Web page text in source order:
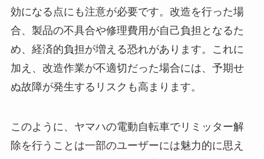
効になる点にも注意が必要です。改造を行った場
合、製品の不具合や修理費用が自己負担となるた
め、経済的負担が増える恐れがあります。これに
加え、改造作業が不適切だった場合には、予期せ
ぬ故障が発生するリスクも高まります。
このように、ヤマハの電動自転車でリミッター解
除を行うことは一部のユーザーには魅力的に思え